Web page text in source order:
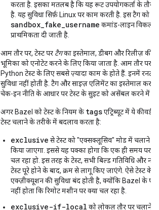
करता है. इसका मतलब है कि यह रूट उपयोगकर्ता के तौर
है. यह सुविधा सिर्फ़ Linux पर काम करती है. इस टैग को
sandbox_fake_username कमांड-लाइन विकल्प
प्राथमिकता दी जाती है.
आम तौर पर, टेस्ट पर टैगका इस्तेमाल, डीबग और रिलीज़ की
भूमिका को एनोटेट करने के लिए किया जाता है. आम तौर पर,
Python टेस्ट के लिए सबसे ज़्यादा काम के होते हैं. इनमें
सुविधा नहीं होती है. टैग और साइज़ एलिमेंट का इस्तेमाल करने
चेक-इन नीति के आधार पर टेस्ट के सुइट को असेंबल करने में
अगर Bazel को टेस्ट के नियम के tagsएट्रिब्यूट में ये कीवर्ड
टेस्ट चलाने के तरीके में बदलाव करता है:
exclusive से टेस्ट को "एक्सक्लूसिव" मोड में चलाने
किया जाएगा. इससे यह पक्का होगा कि एक ही समय पर
चल रहा हो. इस तरह के टेस्ट, सभी बिल्ड गतिविधि और
टेस्ट पूरे होने के बाद, क्रम से लागू किए जाएंगे. ऐसे टेस्ट के
एक्ज़ीक्यूशन की सुविधा बंद होती है, क्योंकि Bazel के
नहीं होता कि रिमोट मशीन पर क्या चल रहा है.
exclusive-if-local को लोकल तौर पर चलाने